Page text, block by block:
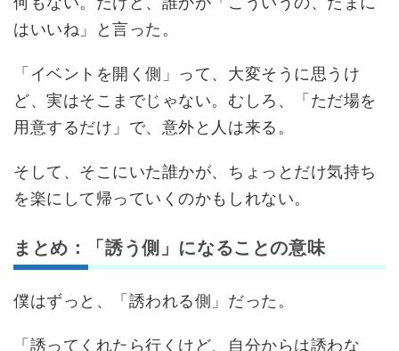
はいいね」と言った。
「イベントを開く側」って、大変そうに思うけ
ど、実はそこまでじゃない。むしろ、「ただ場を
用意するだけ」で、意外と人は来る。
そして、そこにいた誰かが、ちょっとだけ気持ち
を楽にして帰っていくのかもしれない。
まとめ：「誘う側」になることの意味
僕はずっと、「誘われる側」だった。
「誘ってくれたら行くけど、自分からは誘わな